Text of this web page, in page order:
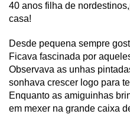
40 anos filha de
casa!
Desde pequena sempre
Ficava fascinada por
Observava as unhas
sonhava crescer logo para
Enquanto as amiguinhas
em mexer na grande caixa